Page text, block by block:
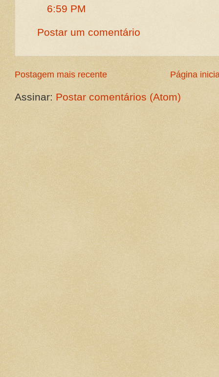
6:59 PM
Postar um comentário
Postagem mais recente Página
Assinar: Postar comentários (Atom)